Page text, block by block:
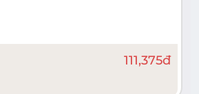
111,375đ